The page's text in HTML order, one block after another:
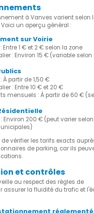
à Vanves varient selon
un aperçu général :
sur Voirie
Entre 1 € et 2 € selon la zone
: Environ 15 € (variable selon
À partir de 1,50 €
: Entre 10 € et 20 €
mensuels : À partir de 60 €
Environ 200 € (peut varier
vérifier les tarifs exacts
de parking, car ils
et contrôles
au respect des règles de
assurer la fluidité du trafic et